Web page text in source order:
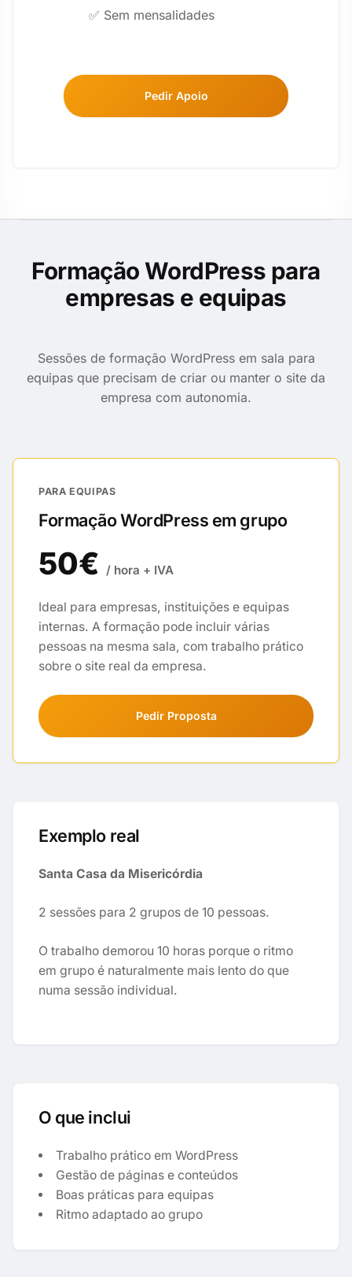
✅ Sem mensalidades
Pedir Apoio
Formação WordPress para
empresas e equipas
Sessões de formação WordPress em sala para
equipas que precisam de criar ou manter o site da
empresa com autonomia.
PARA EQUIPAS
Formação WordPress em grupo
50€ / hora + IVA
Ideal para empresas, instituições e equipas
internas. A formação pode incluir várias
pessoas na mesma sala, com trabalho prático
sobre o site real da empresa.
Pedir Proposta
Exemplo real
Santa Casa da Misericórdia
2 sessões para 2 grupos de 10 pessoas.
O trabalho demorou 10 horas porque o ritmo
em grupo é naturalmente mais lento do que
numa sessão individual.
O que inclui
Trabalho prático em WordPress
Gestão de páginas e conteúdos
Boas práticas para equipas
Ritmo adaptado ao grupo